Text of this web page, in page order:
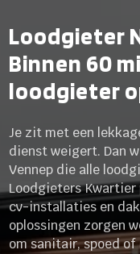
Loodgieter
Binnen 60
loodgieter
Je zit met een
dienst weigert. Dan
Vennep die alle
Loodgieters Kwartier
cv-installaties en
oplossingen zorgen
om sanitair, spoed